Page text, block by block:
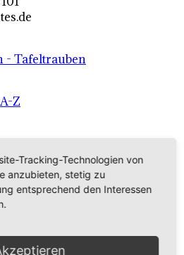
- Tafeltrauben
Z
Tracking-Technologien von
anzubieten, stetig zu
entsprechend den Interessen